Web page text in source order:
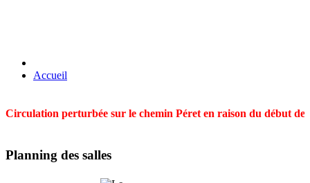
Accueil
Circulation perturbée sur le chemin Péret en raison du début
Planning des salles